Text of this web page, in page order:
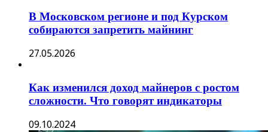
В Московском регионе и под Курском
собираются запретить майнинг
27.05.2026
Как изменился доход майнеров с ростом
сложности. Что говорят индикаторы
09.10.2024